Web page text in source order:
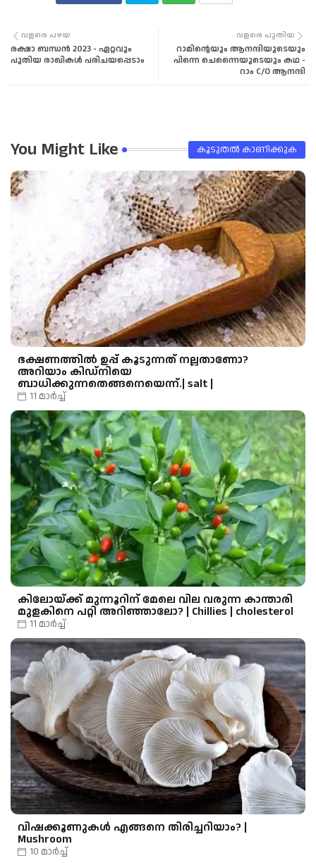
tsa
വളരെ പുതിയ
റാമിന്റെയും ആനന്ദിയുടെയും
പിന്നെ ചെന്നൈയുടെയും കഥ -
റാം C/O ആനന്ദി
വളരെ പഴയ
രക്ഷാ ബന്ധൻ 2023 - ഏറ്റവും
പുതിയ രാഖികൾ പരിചയപ്പെടാം
You Might Like കൂടുതൽ‍ കാണിക്കുക
ഭക്ഷണത്തില്‍ ഉപ്പ് കൂടുന്നത് നല്ലതാണോ?
അറിയാം കിഡ്‌നിയെ
ബാധിക്കുന്നതെങ്ങനെയെന്ന്.| salt |
11 മാർച്ച്
കിലോയ്ക്ക് മുന്നൂറിന് മേലെ വില വരുന്ന കാന്താരി
മുളകിനെ പറ്റി അറിഞ്ഞാലോ? | Chillies | cholesterol
11 മാർച്ച്
വിഷക്കൂണുകൾ എങ്ങനെ തിരിച്ചറിയാം? |
Mushroom
10 മാർച്ച്